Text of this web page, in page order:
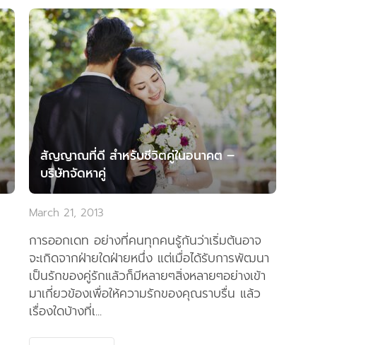
สัญญาณที่ดี สำหรับชีวิตคู่ในอนาคต –
บริษัทจัดหาคู่
March 21, 2013
การออกเดท อย่างที่คนทุกคนรู้กันว่าเริ่มต้นอาจ
จะเกิดจากฝ่ายใดฝ่ายหนึ่ง แต่เมื่อได้รับการพัฒนา
เป็นรักของคู่รักแล้วก็มีหลายๆสิ่งหลายๆอย่างเข้า
มาเกี่ยวข้องเพื่อให้ความรักของคุณราบรื่น แล้ว
เรื่องใดบ้างที่เ...